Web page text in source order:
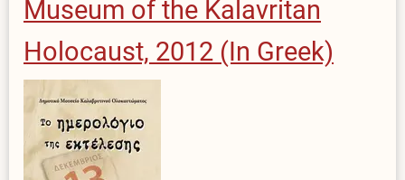
Museum of the Kalavritan
Holocaust, 2012 (In Greek)